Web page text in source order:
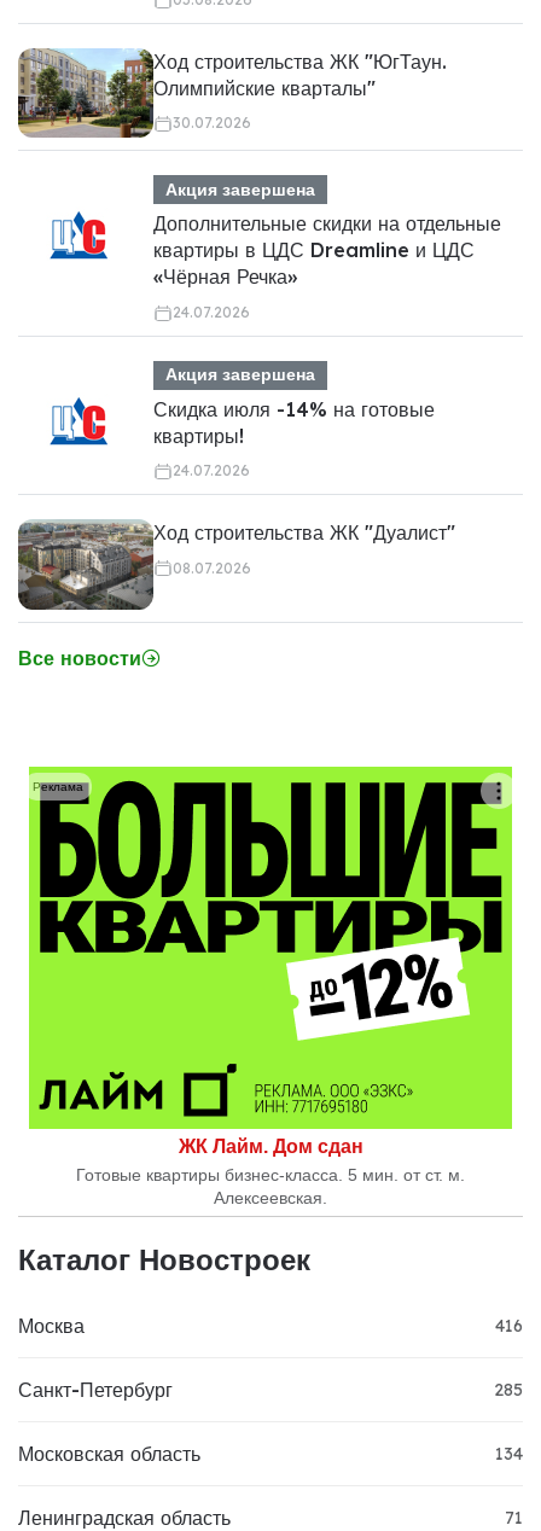
Ход строительства ЖК "ЮгТаун.
Олимпийские кварталы"
30.07.2026
Акция завершена
Дополнительные скидки на отдельные
квартиры в ЦДС Dreamline и ЦДС
«Чёрная Речка»
24.07.2026
Акция завершена
Скидка июля -14% на готовые
квартиры!
24.07.2026
Ход строительства ЖК "Дуалист"
08.07.2026
Все новости
ЖК Лайм. Дом сдан
Готовые квартиры бизнес-класса. 5 мин. от ст. м.
Алексеевская.
Реклама
Каталог Новостроек
Москва 416
Санкт-Петербург 285
Московская область 134
Ленинградская область 71